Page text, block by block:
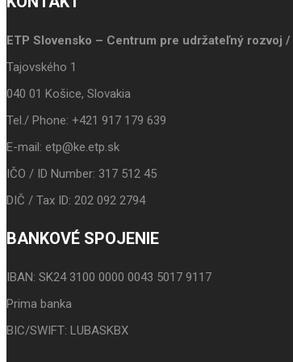
ETP Slovensko – Centrum pre udržateľný rozvoj /
Tajovského 1
040 01 Košice, Slovakia
Tel./ Phone: +421 917 179 639
E-mail: etp@ke.etp.sk
IČO / ID Number: 317 512 45
DIČ / Tax ID: 202 092 2794
BANKOVÉ SPOJENIE
IBAN: SK24 3100 0000 0043 5017 9117
Prima banka
BIC/SWIFT: LUBASKBX